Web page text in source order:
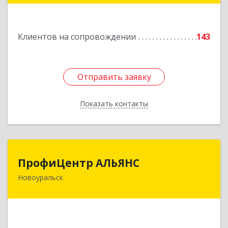
Клиентов на сопровождении 143
Отправить заявку
Показать контакты
Отправить заявку
Назад
ПрофиЦентр АЛЬЯНС
Новоуральск
624133, Свердловская обл, Новоуральск г, Льва